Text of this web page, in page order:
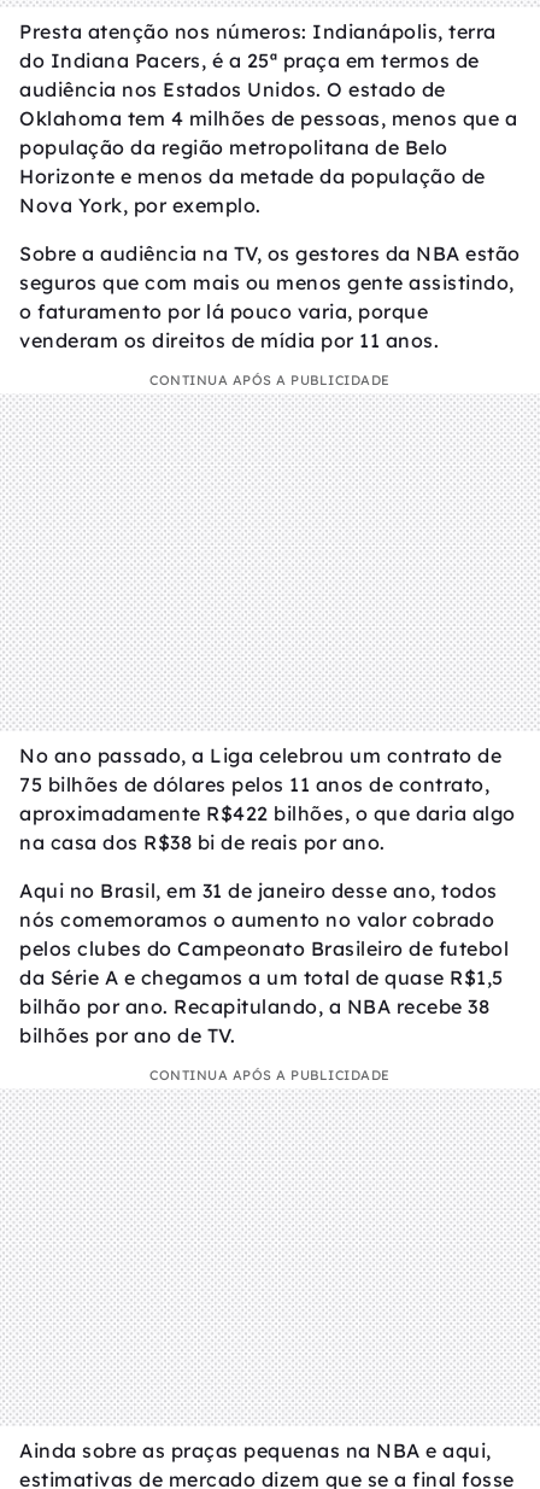
Presta atenção nos números: Indianápolis, terra
do Indiana Pacers, é a 25ª praça em termos de
audiência nos Estados Unidos. O estado de
Oklahoma tem 4 milhões de pessoas, menos que a
população da região metropolitana de Belo
Horizonte e menos da metade da população de
Nova York, por exemplo.
Sobre a audiência na TV, os gestores da NBA estão
seguros que com mais ou menos gente assistindo,
o faturamento por lá pouco varia, porque
venderam os direitos de mídia por 11 anos.
CONTINUA APÓS A PUBLICIDADE
No ano passado, a Liga celebrou um contrato de
75 bilhões de dólares pelos 11 anos de contrato,
aproximadamente R$422 bilhões, o que daria algo
na casa dos R$38 bi de reais por ano.
Aqui no Brasil, em 31 de janeiro desse ano, todos
nós comemoramos o aumento no valor cobrado
pelos clubes do Campeonato Brasileiro de futebol
da Série A e chegamos a um total de quase R$1,5
bilhão por ano. Recapitulando, a NBA recebe 38
bilhões por ano de TV.
CONTINUA APÓS A PUBLICIDADE
Ainda sobre as praças pequenas na NBA e aqui,
estimativas de mercado dizem que se a final fosse